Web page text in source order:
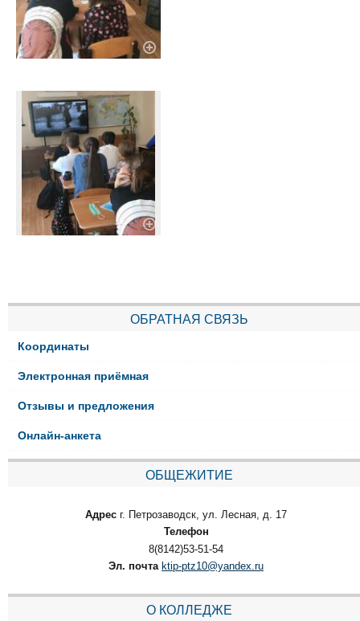
ОБРАТНАЯ СВЯЗЬ
Координаты
Электронная приёмная
Отзывы и предложения
Онлайн-анкета
ОБЩЕЖИТИЕ
Адрес г. Петрозаводск, ул. Лесная, д. 17
Телефон
8(8142)53-51-54
Эл. почта ktip-ptz10@yandex.ru
О КОЛЛЕДЖЕ